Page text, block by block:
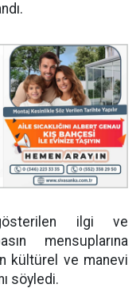
ilgi ve
mensuplarına
kültürel ve manevi
söyledi.